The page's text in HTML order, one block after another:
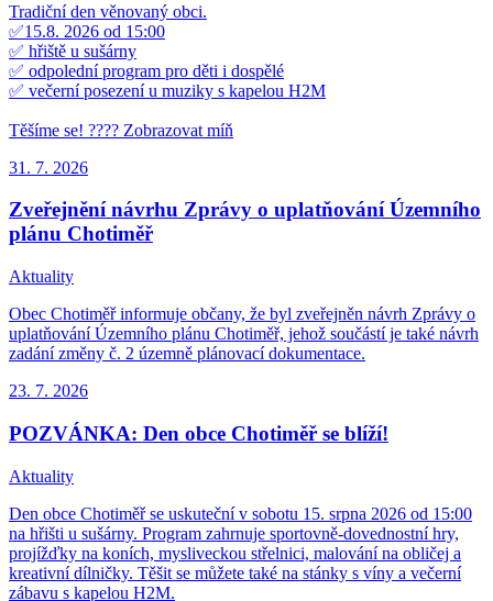
Tradiční den věnovaný obci.
✅15.8. 2026 od 15:00
✅ hřiště u sušárny
✅ odpolední program pro děti i dospělé
✅ večerní posezení u muziky s kapelou H2M
Těšíme se! ???? Zobrazovat míň
31. 7. 2026
Zveřejnění návrhu Zprávy o uplatňování Územního
plánu Chotiměř
Aktuality
Obec Chotiměř informuje občany, že byl zveřejněn návrh Zprávy o
uplatňování Územního plánu Chotiměř, jehož součástí je také návrh
zadání změny č. 2 územně plánovací dokumentace.
23. 7. 2026
POZVÁNKA: Den obce Chotiměř se blíží!
Aktuality
Den obce Chotiměř se uskuteční v sobotu 15. srpna 2026 od 15:00
na hřišti u sušárny. Program zahrnuje sportovně-dovednostní hry,
projížďky na koních, mysliveckou střelnici, malování na obličej a
kreativní dílničky. Těšit se můžete také na stánky s víny a večerní
zábavu s kapelou H2M.